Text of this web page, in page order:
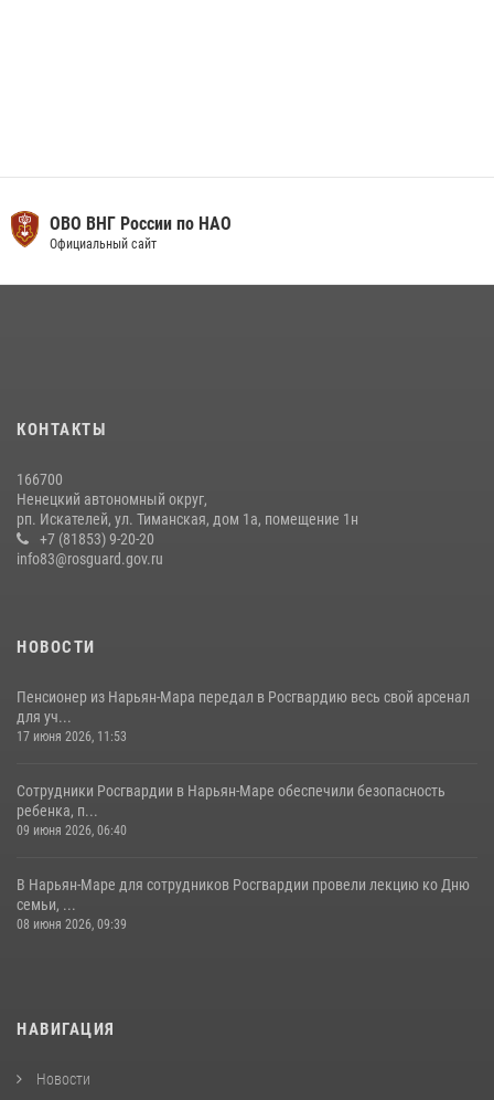
ОВО ВНГ России по НАО
Официальный сайт
КОНТАКТЫ
166700
Ненецкий автономный округ,
рп. Искателей, ул. Тиманская, дом 1а, помещение 1н
+7 (81853) 9-20-20
info83@rosguard.gov.ru
НОВОСТИ
Пенсионер из Нарьян-Мара передал в Росгвардию весь свой арсенал
для уч...
17 июня 2026, 11:53
Сотрудники Росгвардии в Нарьян-Маре обеспечили безопасность
ребенка, п...
09 июня 2026, 06:40
В Нарьян-Маре для сотрудников Росгвардии провели лекцию ко Дню
семьи, ...
08 июня 2026, 09:39
НАВИГАЦИЯ
Новости